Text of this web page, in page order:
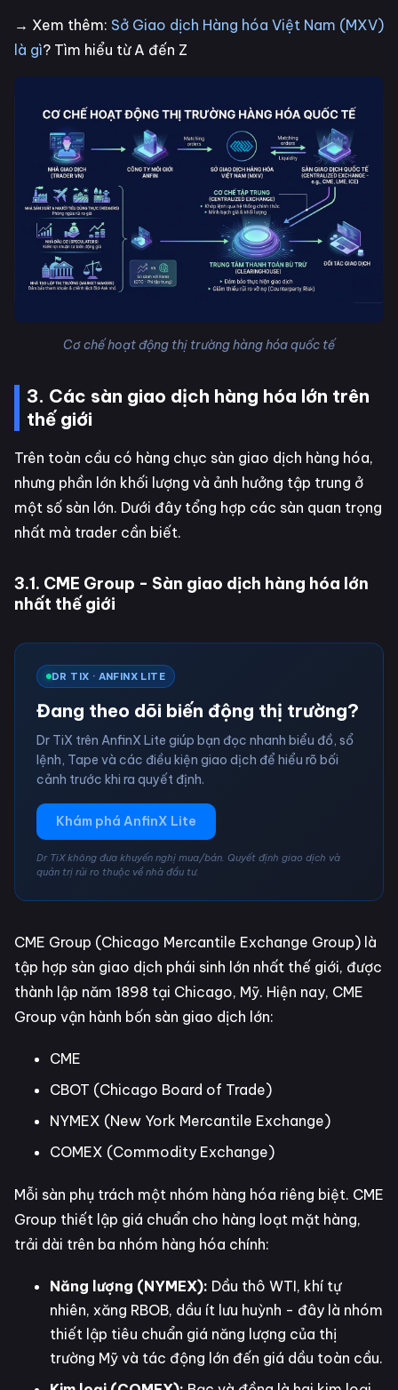
→ Xem thêm: Sở Giao dịch Hàng hóa Việt Nam (MXV)
là gì? Tìm hiểu từ A đến Z
Cơ chế hoạt động thị trường hàng hóa quốc tế
3. Các sàn giao dịch hàng hóa lớn trên
thế giới
Trên toàn cầu có hàng chục sàn giao dịch hàng hóa,
nhưng phần lớn khối lượng và ảnh hưởng tập trung ở
một số sàn lớn. Dưới đây tổng hợp các sàn quan trọng
nhất mà trader cần biết.
3.1. CME Group - Sàn giao dịch hàng hóa lớn
nhất thế giới
DR TIX · ANFINX LITE
Đang theo dõi biến động thị trường?
Dr TiX trên AnfinX Lite giúp bạn đọc nhanh biểu đồ, sổ
lệnh, Tape và các điều kiện giao dịch để hiểu rõ bối
cảnh trước khi ra quyết định.
Khám phá AnfinX Lite
Dr TiX không đưa khuyến nghị mua/bán. Quyết định giao dịch và
quản trị rủi ro thuộc về nhà đầu tư.
CME Group (Chicago Mercantile Exchange Group) là
tập hợp sàn giao dịch phái sinh lớn nhất thế giới, được
thành lập năm 1898 tại Chicago, Mỹ. Hiện nay, CME
Group vận hành bốn sàn giao dịch lớn:
CME
CBOT (Chicago Board of Trade)
NYMEX (New York Mercantile Exchange)
COMEX (Commodity Exchange)
Mỗi sàn phụ trách một nhóm hàng hóa riêng biệt. CME
Group thiết lập giá chuẩn cho hàng loạt mặt hàng,
trải dài trên ba nhóm hàng hóa chính:
Năng lượng (NYMEX): Dầu thô WTI, khí tự
nhiên, xăng RBOB, dầu ít lưu huỳnh - đây là nhóm
thiết lập tiêu chuẩn giá năng lượng của thị
trường Mỹ và tác động lớn đến giá dầu toàn cầu.